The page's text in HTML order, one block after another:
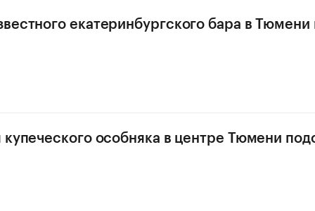
екатеринбургского бара в Тюмени
купеческого особняка в центре Тюмени